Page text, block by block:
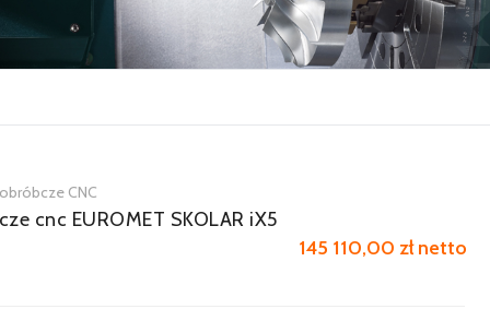
CNC
cnc EUROMET SKOLAR iX5
145 110,00 zł netto